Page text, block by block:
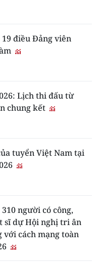
điều Đảng viên
Lịch thi đấu từ
chung kết
tuyển Việt Nam tại
người có công,
sĩ dự Hội nghị tri ân
với cách mạng toàn